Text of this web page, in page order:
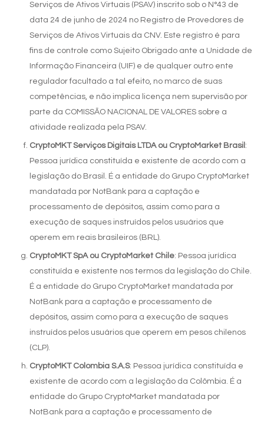
Serviços de Ativos Virtuais (PSAV) inscrito sob o N°43 de
data 24 de junho de 2024 no Registro de Provedores de
Serviços de Ativos Virtuais da CNV. Este registro é para
fins de controle como Sujeito Obrigado ante a Unidade de
Informação Financeira (UIF) e de qualquer outro ente
regulador facultado a tal efeito, no marco de suas
competências, e não implica licença nem supervisão por
parte da COMISSÃO NACIONAL DE VALORES sobre a
atividade realizada pela PSAV.
CryptoMKT Serviços Digitais LTDA ou CryptoMarket Brasil :
Pessoa jurídica constituída e existente de acordo com a
legislação do Brasil. É a entidade do Grupo CryptoMarket
mandatada por NotBank para a captação e
processamento de depósitos, assim como para a
execução de saques instruídos pelos usuários que
operem em reais brasileiros (BRL).
CryptoMKT SpA ou CryptoMarket Chile: Pessoa jurídica
constituída e existente nos termos da legislação do Chile.
É a entidade do Grupo CryptoMarket mandatada por
NotBank para a captação e processamento de
depósitos, assim como para a execução de saques
instruídos pelos usuários que operem em pesos chilenos
(CLP).
CryptoMKT Colombia S.A.S: Pessoa jurídica constituída e
existente de acordo com a legislação da Colômbia. É a
entidade do Grupo CryptoMarket mandatada por
NotBank para a captação e processamento de